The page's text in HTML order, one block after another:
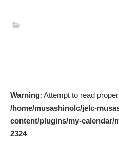
navigation
Warning: Attempt to read
/home/musashinolc/jelc-
content/plugins/my-calendar/
2324